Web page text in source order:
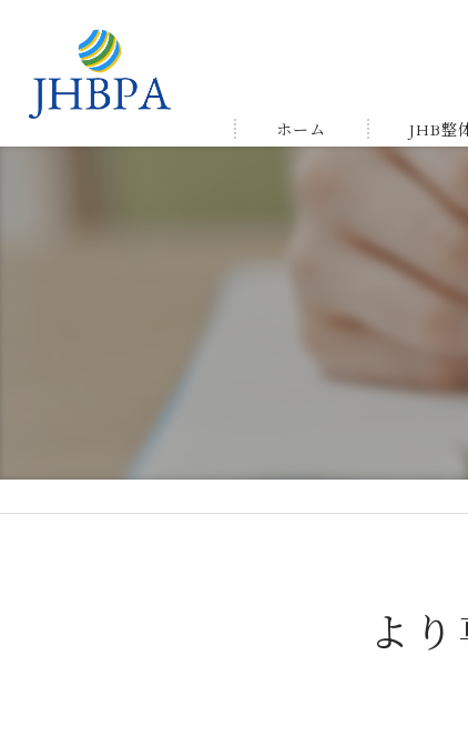
ホーム JHB整
受講の流れ
メルマガ
受講生の
よくある
よ